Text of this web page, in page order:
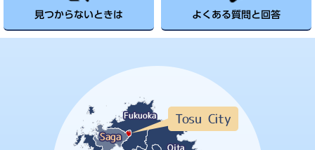
見つからないときは よくある質問と回答